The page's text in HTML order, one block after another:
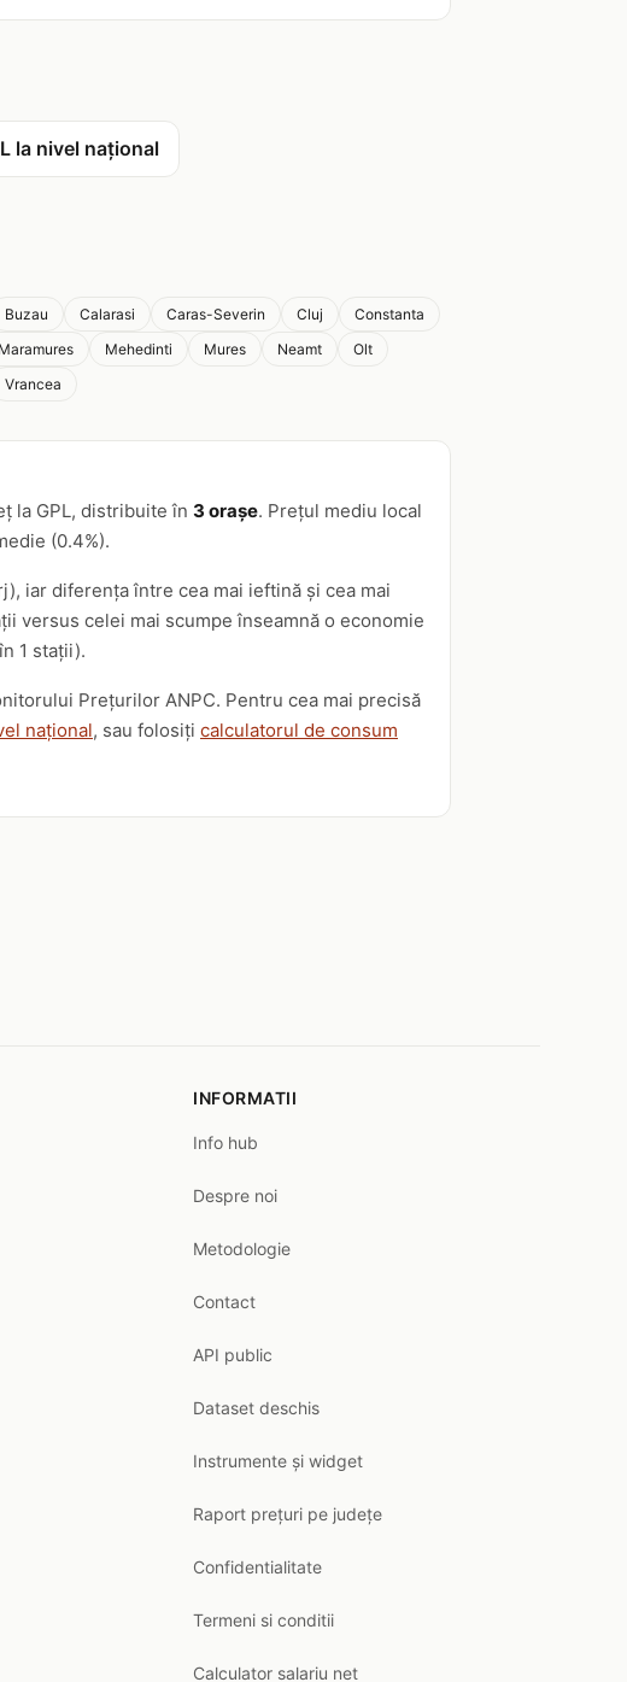
la nivel național
Buzau Calarasi Caras-Severin Cluj
Constanta
Maramures Mehedinti Mures Neamt
Olt
Vrancea
la GPL, distribuite în 3 orașe. Prețul mediu local
(0.4%).
iar diferența între cea mai ieftină și cea mai
versus celei mai scumpe înseamnă o economie
1 stații).
Prețurilor ANPC. Pentru cea mai precisă
național, sau folosiți calculatorul de consum
INFORMATII
Info hub
Despre noi
Metodologie
Contact
API public
Dataset deschis
Instrumente și widget
Raport prețuri pe județe
Confidentialitate
Termeni si conditii
Calculator salariu net